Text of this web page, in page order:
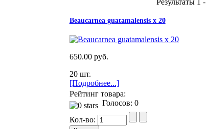
Beaucarnea guatamalensis x 20
650.00 руб.
20 шт.
[Подробнее...]
Рейтинг товара:
Голосов: 0
Кол-во: